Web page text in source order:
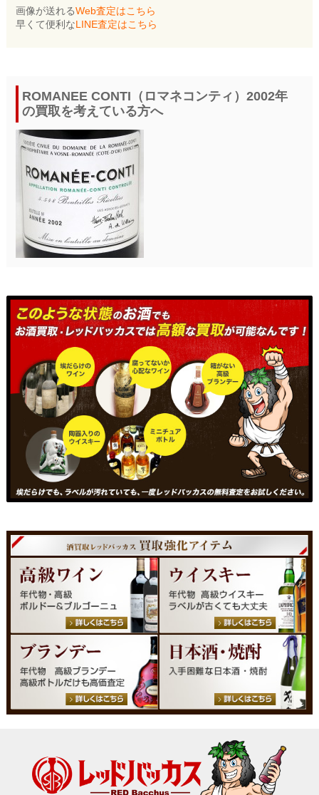
画像が送れるWeb査定はこちら
早くて便利なLINE査定はこちら
ROMANEE CONTI（ロマネコンティ）2002年
の買取を考えている方へ